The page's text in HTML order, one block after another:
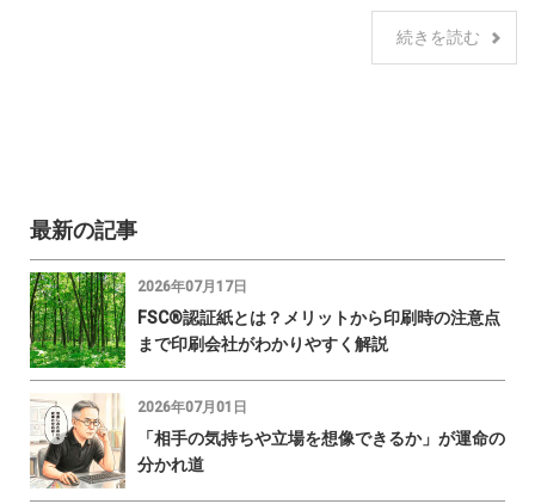
続きを読む
最新の記事
2026年07月17日
FSC®認証紙とは？メリットから印刷時の注意点
まで印刷会社がわかりやすく解説
2026年07月01日
「相手の気持ちや立場を想像できるか」が運命の
分かれ道